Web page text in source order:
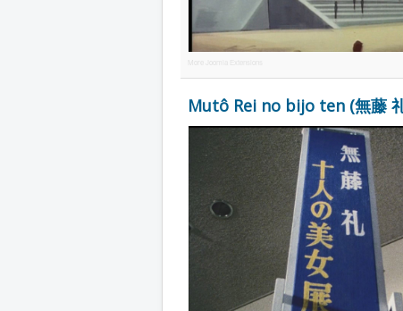
More Joomla Extensions
Mutô Rei no bijo ten (無藤